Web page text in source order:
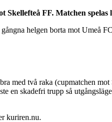
FF. Matchen spelas
helgen borta mot Umeå
med två raka (cupmatchen
en skadefri trupp så
kuriren.nu.